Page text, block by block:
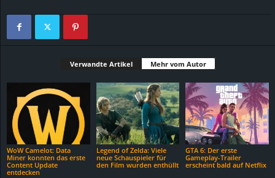
Verwandte Artikel Mehr vom Autor
WoW Camelot: Data
Miner konnten das erste
Content Update
entdecken
Legend of Zelda: Viele
neue Schauspieler für
den Film wurden enthüllt
GTA 6: Der erste
Gameplay-Trailer
erscheint bald auf Netflix